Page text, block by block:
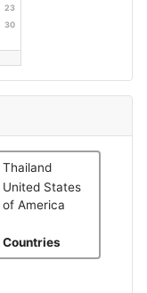
23
30
Thailand
United States
of America
Countries